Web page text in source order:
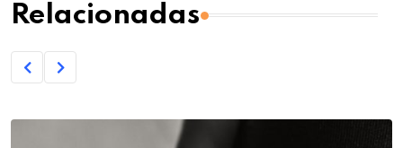
Relacionadas